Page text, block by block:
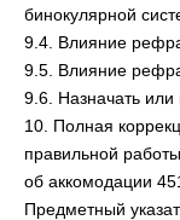
бинокулярной
9.4. Влияние
9.5. Влияние
9.6. Назначать или
10. Полная
правильной
об аккомодации
Предметный